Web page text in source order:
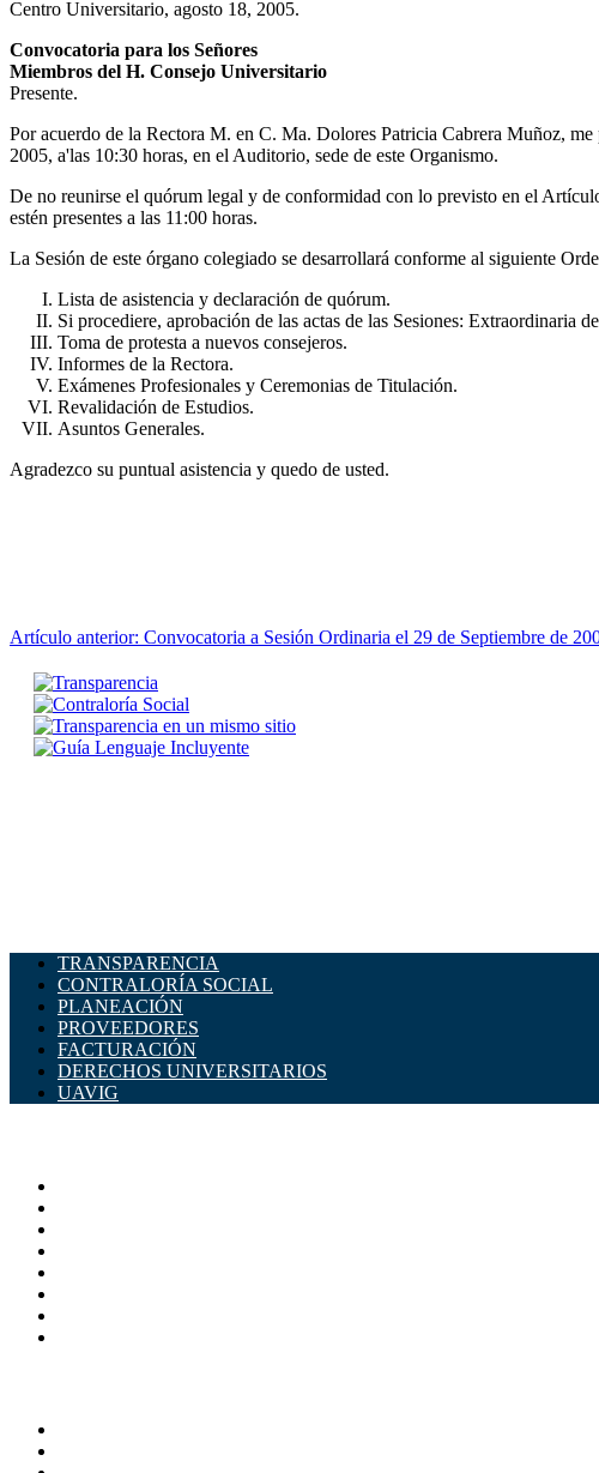
Centro Universitario, agosto 18, 2005.
Convocatoria para los Señores
Miembros del H. Consejo Universitario
Presente.
Por acuerdo de la Rectora M. en C. Ma. Dolores Patricia Cabrera Muñoz,
2005, a'las 10:30 horas, en el Auditorio, sede de este Organismo.
De no reunirse el quórum legal y de conformidad con lo previsto en el
estén presentes a las 11:00 horas.
La Sesión de este órgano colegiado se desarrollará conforme al siguiente
Lista de asistencia y declaración de quórum.
Si procediere, aprobación de las actas de las Sesiones: Extraordinaria
Toma de protesta a nuevos consejeros.
Informes de la Rectora.
Exámenes Profesionales y Ceremonias de Titulación.
Revalidación de Estudios.
Asuntos Generales.
Agradezco su puntual asistencia y quedo de usted.
Artículo anterior: Convocatoria a Sesión Ordinaria el 29 de Septiembre de
TRANSPARENCIA
CONTRALORÍA SOCIAL
PLANEACIÓN
PROVEEDORES
FACTURACIÓN
DERECHOS UNIVERSITARIOS
UAVIG